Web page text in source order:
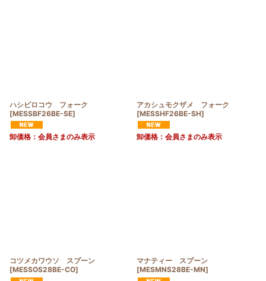
ハシビロコウ フォーク
[MESSBF26BE-SE]
卸価格：会員さまのみ表示
アカシュモクザメ フォーク
[MESSHF26BE-SH]
卸価格：会員さまのみ表示
コツメカワウソ スプーン
[MESSOS28BE-CO]
マナティー スプーン
[MESMNS28BE-MN]